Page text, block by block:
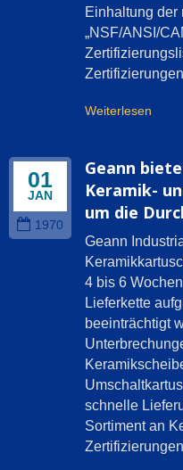
Einhaltung der
„NSF/ANSI/
Weiterlesen
01
JAN
1970
Geann
Keramik-
um die
Geann
4 bis 6
Lieferkette
beeinträchtigt
schnelle
Sortiment an